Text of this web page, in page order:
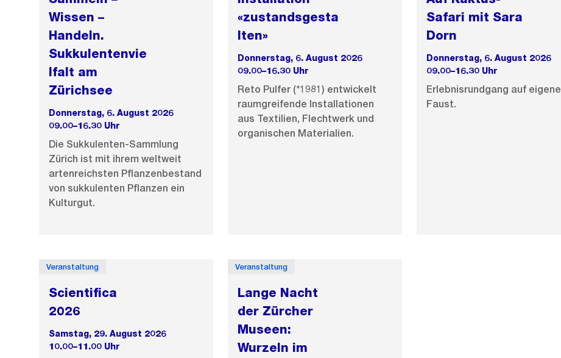
Wissen –
Handeln.
Sukkulentenvie
lfalt am
Zürichsee
Donnerstag, 6. August 2026
09.00–16.30 Uhr
Die Sukkulenten-Sammlung
Zürich ist mit ihrem weltweit
artenreichsten Pflanzenbestand
von sukkulenten Pflanzen ein
Kulturgut.
«zustandsgesta
lten»
Donnerstag, 6. August 2026
09.00–16.30 Uhr
Reto Pulfer (*1981) entwickelt
raumgreifende Installationen
aus Textilien, Flechtwerk und
organischen Materialien.
Safari mit Sara
Dorn
Donnerstag, 6. August 2026
09.00–16.30 Uhr
Erlebnisrundgang auf eigene
Faust.
Veranstaltung
Scientifica
2026
Samstag, 29. August 2026
10.00–11.00 Uhr
Veranstaltung
Lange Nacht
der Zürcher
Museen:
Wurzeln im